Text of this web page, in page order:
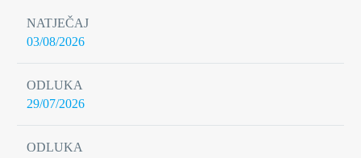
NATJEČAJ
03/08/2026
ODLUKA
29/07/2026
ODLUKA